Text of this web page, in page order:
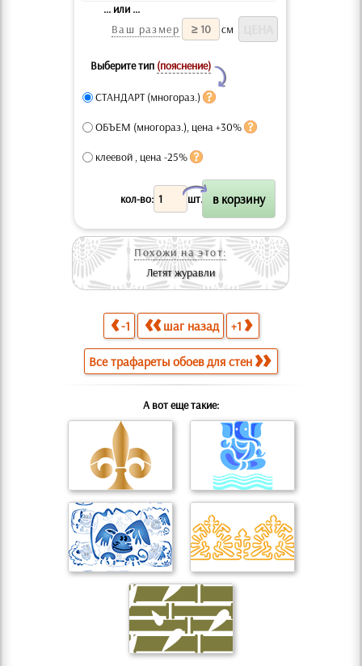
... или ...
Ваш размер
см
Выберите тип (пояснение)
Y
СТАНДАРТ (многораз.)
ОБЪЕМ (многораз.), цена +30%
клеевой , цена -25%
кол-во: шт.
X
Похожи на этот:
Летят журавли
-1 шаг назад +1
Все трафареты обоев для стен
А вот еще такие: